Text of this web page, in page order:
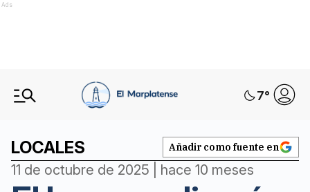
Ads
7°
LOCALES Añadir como fuente en
11 de octubre de 2025 | hace 10 meses